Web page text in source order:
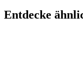
Entdecke